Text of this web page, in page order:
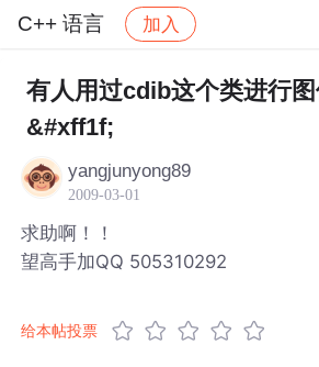
C++ 语言 加入
社区 C++ 语言 帖子详情
有人用过cdib这个类进行
&#xff1f;
yangjunyong89
2009-03-01
求助啊！！
望高手加QQ 505310292
给本帖投票